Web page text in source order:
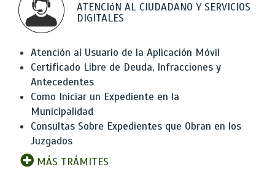
ATENCIóN AL CIUDADANO Y SERVICIOS
DIGITALES
Atención al Usuario de la Aplicación Móvil
Certificado Libre de Deuda, Infracciones y
Antecedentes
Como Iniciar un Expediente en la
Municipalidad
Consultas Sobre Expedientes que Obran en los
Juzgados
MÁS TRÁMITES